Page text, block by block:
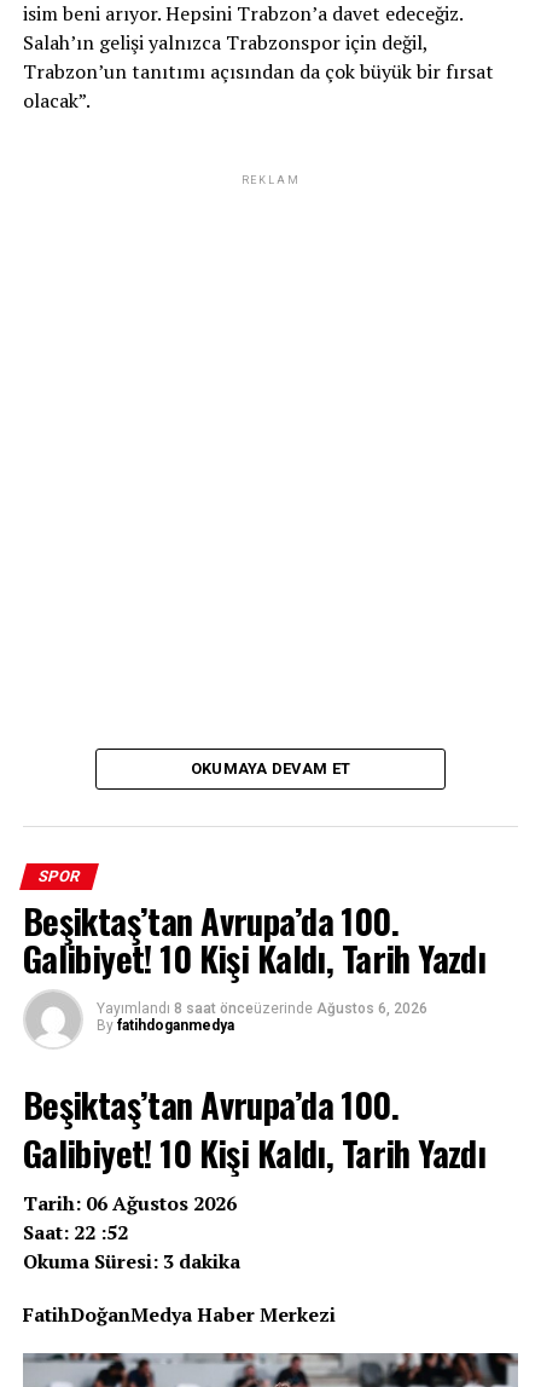
isim beni arıyor. Hepsini Trabzon’a davet edeceğiz.
Salah’ın gelişi yalnızca Trabzonspor için değil,
Trabzon’un tanıtımı açısından da çok büyük bir fırsat
olacak”.
REKLAM
OKUMAYA DEVAM ET
SPOR
Beşiktaş’tan Avrupa’da 100.
Galibiyet! 10 Kişi Kaldı, Tarih Yazdı
Yayımlandı 8 saat önceüzerinde Ağustos 6, 2026
By fatihdoganmedya
Beşiktaş’tan Avrupa’da 100.
Galibiyet! 10 Kişi Kaldı, Tarih Yazdı
Tarih: 06 Ağustos 2026
Saat: 22 :52
Okuma Süresi: 3 dakika
FatihDoğanMedya Haber Merkezi